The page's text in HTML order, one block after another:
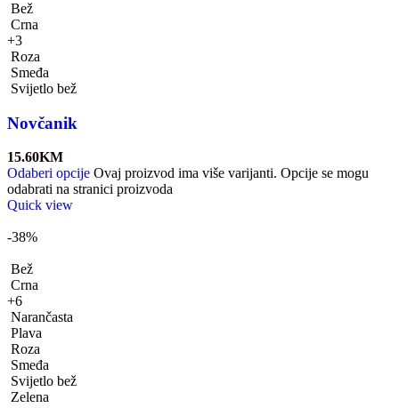
Bež
Crna
+3
Roza
Smeđa
Svijetlo bež
Novčanik
15.60KM
Odaberi opcije Ovaj proizvod ima više varijanti. Opcije se mogu
odabrati na stranici proizvoda
Quick view
-38%
Bež
Crna
+6
Narančasta
Plava
Roza
Smeđa
Svijetlo bež
Zelena